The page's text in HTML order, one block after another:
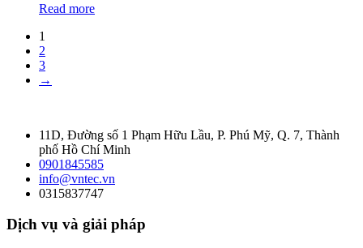
Read more
1
2
3
→
11D, Đường số 1 Phạm Hữu Lầu, P. Phú Mỹ, Q. 7, Thành
phố Hồ Chí Minh
0901845585
info@vntec.vn
0315837747
Dịch vụ và giải pháp